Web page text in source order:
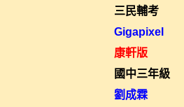
三民輔考
Gigapixel
康軒版
國中三年級
劉成霖